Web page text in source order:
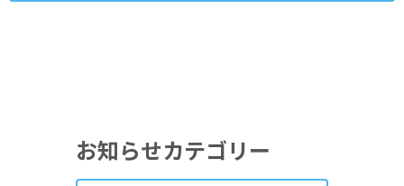
お知らせカテゴリー